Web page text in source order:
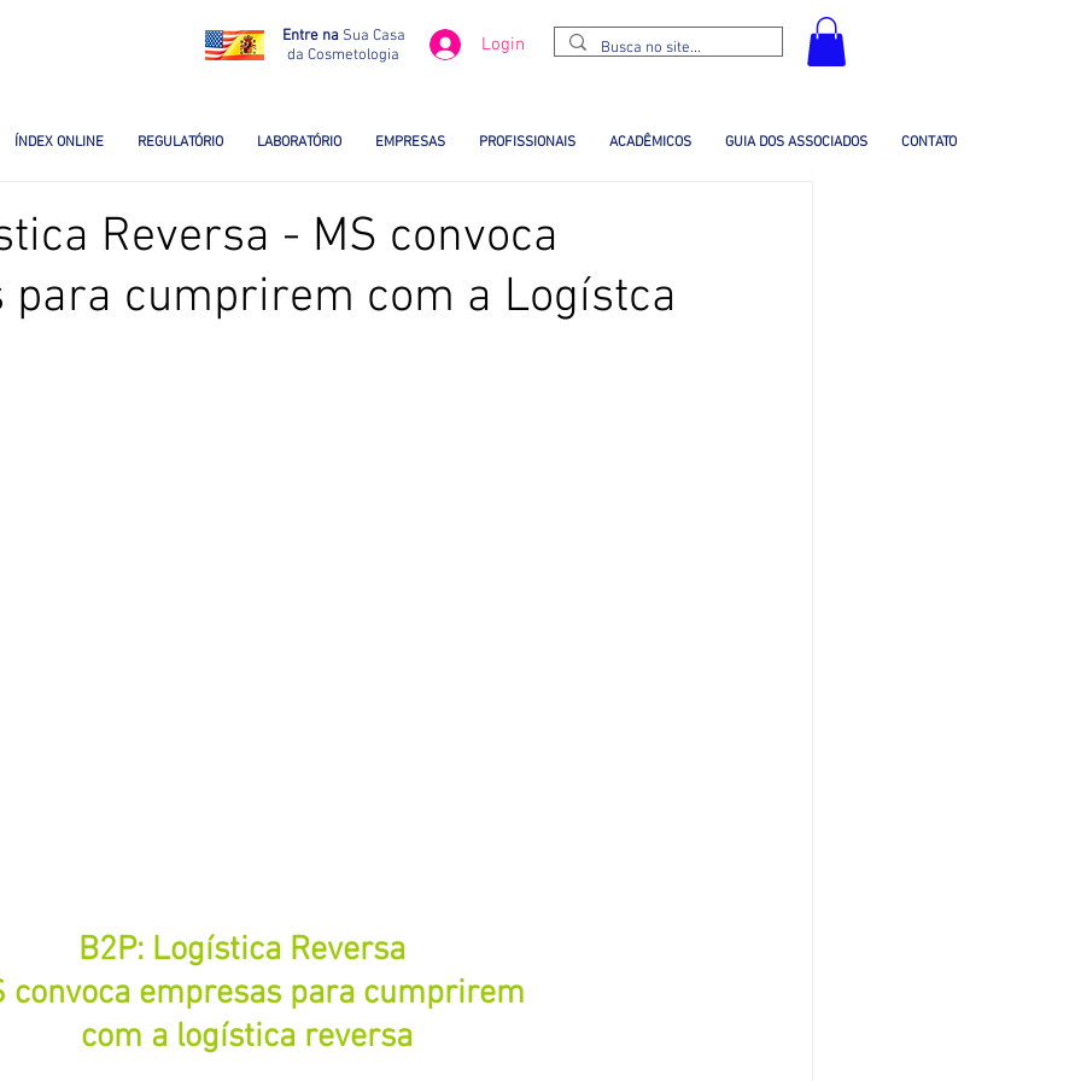
Entre na Sua Casa
da Cosmetologia
Login
ÍNDEX ONLINE REGULATÓRIO LABORATÓRIO EMPRESAS PROFISSIONAIS ACADÊMICOS GUIA DOS ASSOCIADOS CONTATO
Reversa - MS convoca
para cumprirem com a Logístca
B2P: Logística Reversa
convoca empresas para cumprirem
com a logística reversa